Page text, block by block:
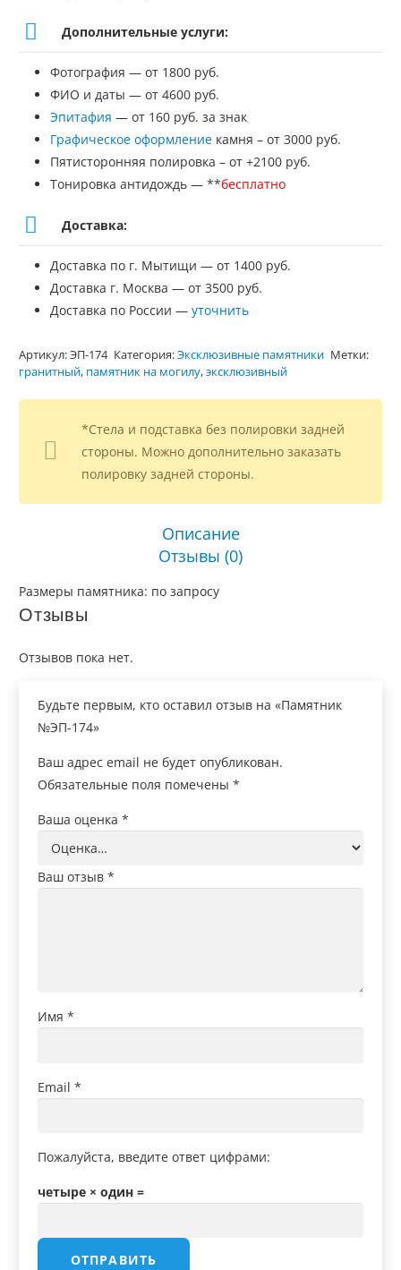
Дополнительные услуги:
Фотография — от 1800 руб.
ФИО и даты — от 4600 руб.
Эпитафия — от 160 руб. за знак
Графическое оформление камня – от 3000 руб.
Пятисторонняя полировка – от +2100 руб.
Тонировка антидождь — **бесплатно
Доставка:
Доставка по г. Мытищи — от 1400 руб.
Доставка г. Москва — от 3500 руб.
Доставка по России — уточнить
Артикул:ЭП-174 Категория:Эксклюзивные памятники Метки:
гранитный, памятник на могилу,эксклюзивный
*Стела и подставка без полировки задней
стороны. Можно дополнительно заказать
полировку задней стороны.
Описание
Отзывы (0)
Размеры памятника: по запросу
Отзывы
Отзывов пока нет.
Будьте первым, кто оставил отзыв на «Памятник
№ЭП-174»
Ваш адрес email не будет опубликован.
Обязательные поля помечены *
Ваша оценка *
Ваш отзыв *
Имя *
Email *
Пожалуйста, введите ответ цифрами:
четыре × один =